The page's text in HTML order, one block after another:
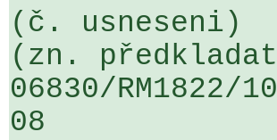
(č. usneseni)
(zn.
06830/
08